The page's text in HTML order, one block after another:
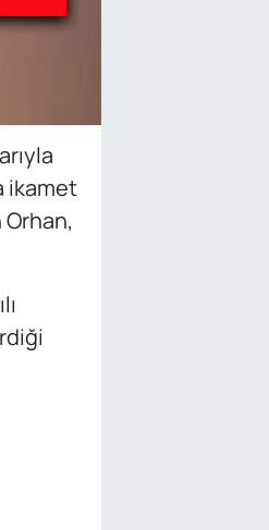
ikamet